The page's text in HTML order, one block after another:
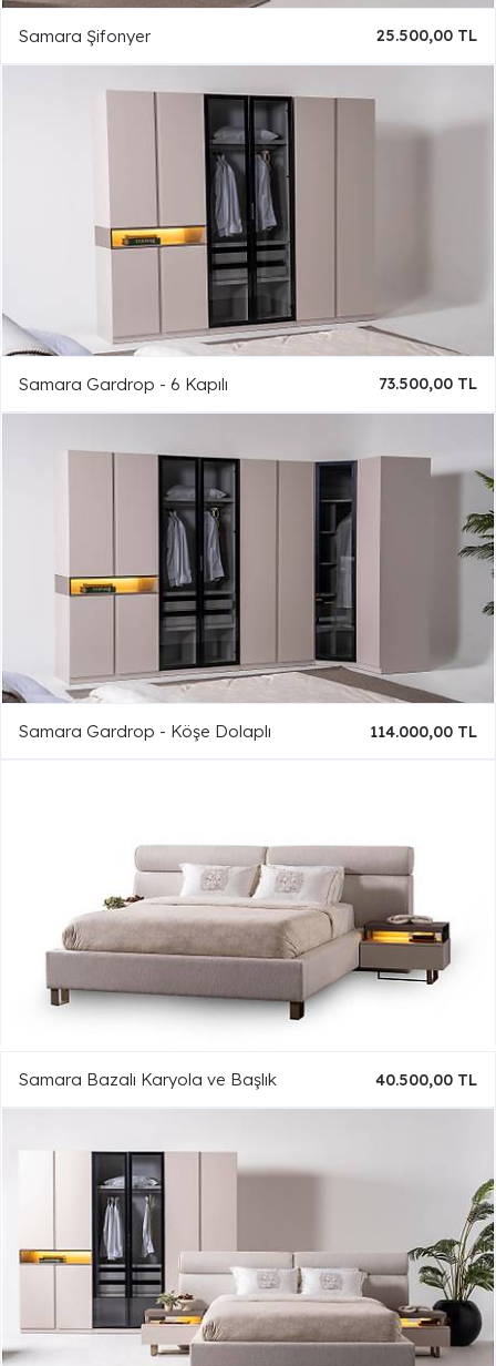
Samara Şifonyer 25.500,00 TL
Samara Gardrop - 6 Kapılı 73.500,00 TL
Samara Gardrop - Köşe Dolaplı 114.000,00 TL
Samara Bazalı Karyola ve Başlık 40.500,00 TL